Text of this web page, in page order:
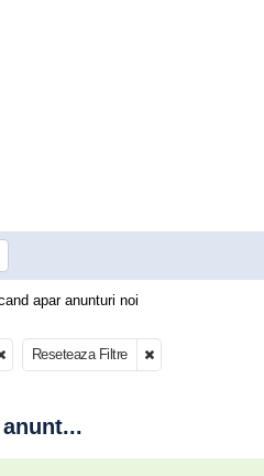
apar anunturi noi
Reseteaza Filtre